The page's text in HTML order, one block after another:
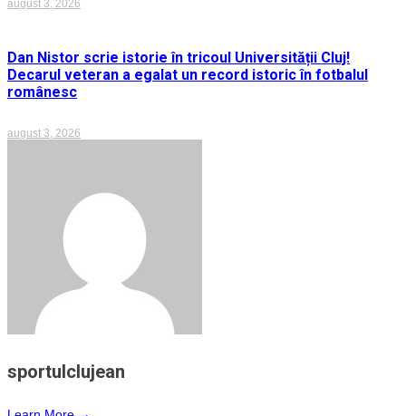
august 3, 2026
Dan Nistor scrie istorie în tricoul Universității Cluj!
Decarul veteran a egalat un record istoric în fotbalul
românesc
august 3, 2026
sportulclujean